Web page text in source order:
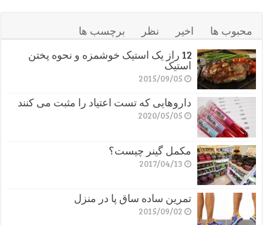
محبوب ها اخیر نظر
برچسب ها
12 راز یک استیک خوشمزه و نحوه پختن
استیک
2015/09/05
داروهایی که تست اعتیاد را مثبت می کنند
2020/05/05
مکمل گینر چیست؟
2017/04/13
تمرین ساده ساق پا در منزل
2015/09/02